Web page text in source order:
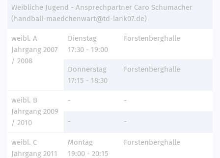
Weibliche Jugend - Ansprechpartner Caro Schumacher
(handball-maedchenwart@td-lank07.de)
weibl. A
Jahrgang 2007
/ 2008
Dienstag
17:30 - 19:00
Forstenberghalle
Donnerstag
17:15 - 18:30
Forstenberghalle
weibl. B
Jahrgang 2009
/ 2010
- -
- -
weibl. C
Jahrgang 2011
Montag
19:00 - 20:15
Forstenberghalle